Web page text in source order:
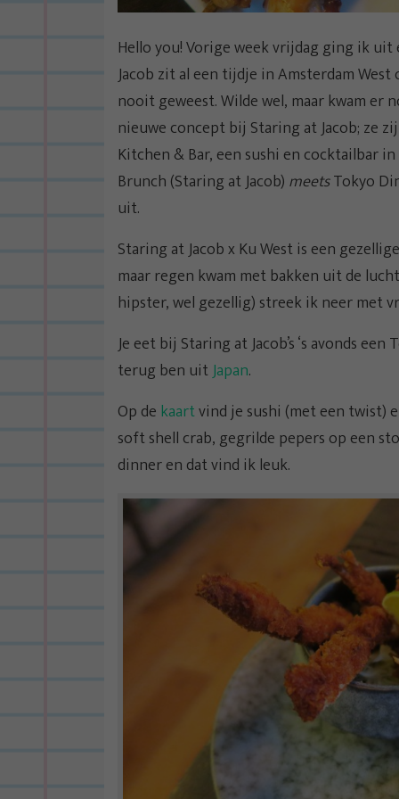
Hello you! Vorige week vrijdag ging ik
Jacob zit al een tijdje in Amsterdam West
nooit geweest. Wilde wel, maar kwam
nieuwe concept bij Staring at Jacob; ze
Kitchen & Bar, een sushi en cocktailbar
Brunch (Staring at Jacob) meetsTokyo
uit.
Staring at Jacob x Ku West is een
maar regen kwam met bakken uit de
hipster, wel gezellig) streek ik neer met
Je eet bij Staring at Jacob’s ‘s avonds
terug ben uitJapan.
Op de kaartvind je sushi (met een twist)
soft shell crab, gegrilde pepers op een
dinner en dat vind ik leuk.